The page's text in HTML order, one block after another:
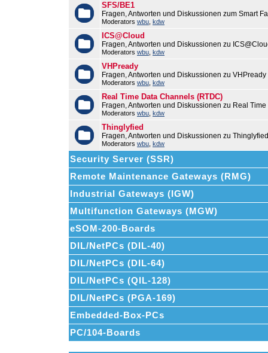
SFS/BE1
Fragen, Antworten und Diskussionen zum Smart
Moderators wbu kdw
ICS@Cloud
Fragen, Antworten und Diskussionen zu
Moderators wbu kdw
VHPready
Fragen, Antworten und Diskussionen zu VHPready
Moderators wbu kdw
Real Time Data Channels (RTDC)
Fragen, Antworten und Diskussionen zu Real
Moderators wbu kdw
Thinglyfied
Fragen, Antworten und Diskussionen zu Thinglyfied
Moderators wbu kdw
Security Server (SSR)
Remote Maintenance Gateways (RMG)
Industrial Gateways (IGW)
Multifunction Gateways (MGW)
eSOM-200-Boards
DIL/NetPCs (DIL-40)
DIL/NetPCs (DIL-64)
DIL/NetPCs (QIL-128)
DIL/NetPCs (PGA-169)
Embedded-Box-PCs
PC/104-Boards